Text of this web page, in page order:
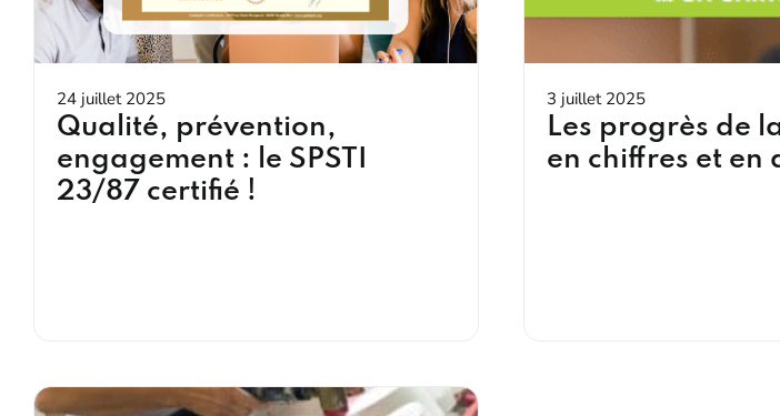
24 juillet 2025
Qualité, prévention,
engagement : le SPSTI
23/87 certifié !
3 juillet 2025
Les progrès de
en chiffres et en